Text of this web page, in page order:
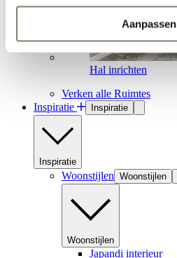
Aanpassen
Hal inrichten
Verken alle Ruimtes
Inspiratie
Inspiratie
Inspiratie
Woonstijlen Woonstijlen
Woonstijlen
Japandi interieur